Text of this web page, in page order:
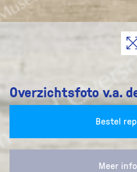
Overzichtsfoto v.a.
Bestel
Meer